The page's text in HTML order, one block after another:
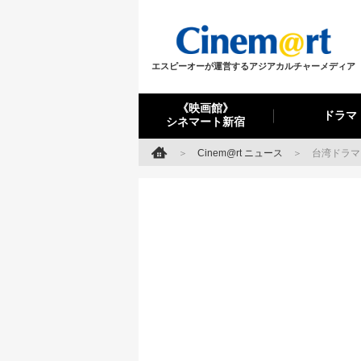
エスピーオーが運営するアジアカルチャーメディア
《映画館》
シネマート新宿
ドラマ
Cinem@rt ニュース 台湾ドラ